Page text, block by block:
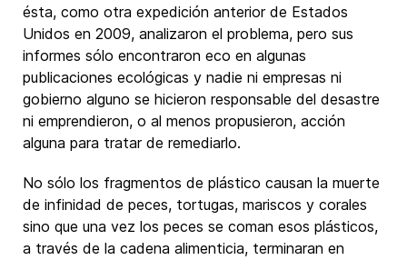
ésta, como otra expedición anterior de Estados
Unidos en 2009, analizaron el problema, pero sus
informes sólo encontraron eco en algunas
publicaciones ecológicas y nadie ni empresas ni
gobierno alguno se hicieron responsable del desastre
ni emprendieron, o al menos propusieron, acción
alguna para tratar de remediarlo.
No sólo los fragmentos de plástico causan la muerte
de infinidad de peces, tortugas, mariscos y corales
sino que una vez los peces se coman esos plásticos,
a través de la cadena alimenticia, terminaran en